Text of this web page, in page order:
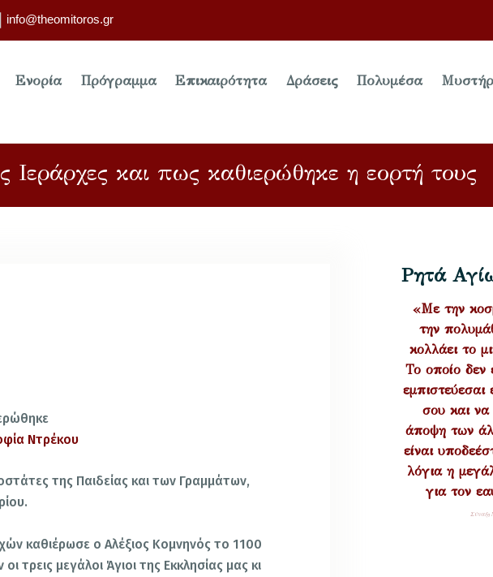
info@theomitoros.gr
Ενορία Πρόγραμμα Επικαιρότητα Δράσεις Πολυμέσα
Ιεράρχες και πως καθιερώθηκε η εορτή τους
Ντρέκου
της Παιδείας και των Γραμμάτων,
καθιέρωσε ο Αλέξιος Κομνηνός το 1100
τρεις μεγάλοι Άγιοι της Εκκλησίας μας κι
Ρητά
«Με την
την
κολλάει το
Το οποίο δεν
εμπιστεύεσαι
σου και να
άποψη των
είναι
λόγια η
για τον
Σύναξη